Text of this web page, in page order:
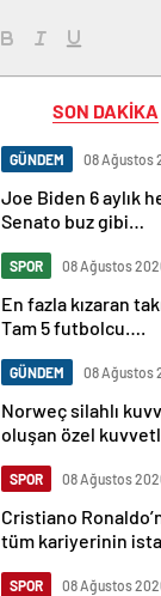
SON DAKİKA
GÜNDEM 08 Ağustos
Joe Biden 6 aylık
Senato buz gibi…
SPOR 08 Ağustos
En fazla kızaran
Tam 5 futbolcu….
GÜNDEM 08 Ağustos
Norweç silahlı
oluşan özel
SPOR 08 Ağustos
Cristiano
tüm kariyerinin
SPOR 08 Ağustos